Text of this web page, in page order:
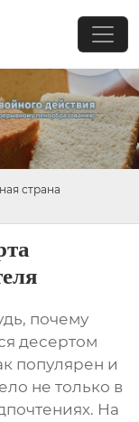
страна
почему
десертом
популярен и
не только в
На